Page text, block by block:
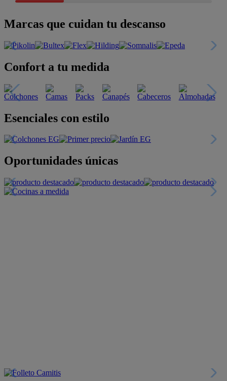
Marcas que cuidan tu descanso
Confort a tu medida
Esenciales con estilo
Oportunidades únicas